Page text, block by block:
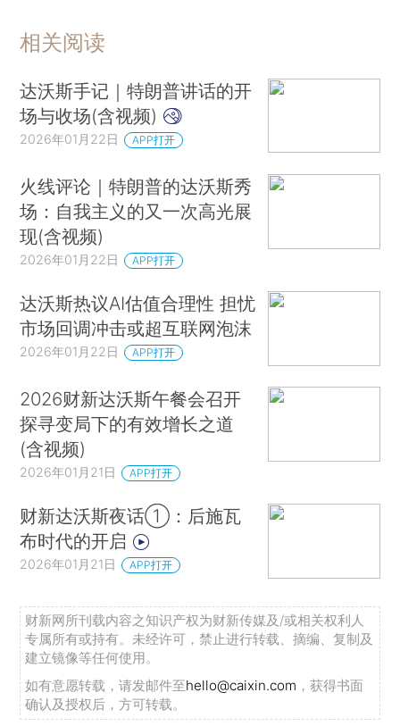
相关阅读
达沃斯手记｜特朗普讲话的开
场与收场(含视频)
2026年01月22日 APP打开
火线评论｜特朗普的达沃斯秀
场：自我主义的又一次高光展
现(含视频)
2026年01月22日 APP打开
达沃斯热议AI估值合理性 担忧
市场回调冲击或超互联网泡沫
2026年01月22日 APP打开
2026财新达沃斯午餐会召开
探寻变局下的有效增长之道
(含视频)
2026年01月21日 APP打开
财新达沃斯夜话①：后施瓦
布时代的开启
2026年01月21日 APP打开
财新网所刊载内容之知识产权为财新传媒及/或相关权利人
专属所有或持有。未经许可，禁止进行转载、摘编、复制及
建立镜像等任何使用。
如有意愿转载，请发邮件至hello@caixin.com ，获得书面
确认及授权后，方可转载。